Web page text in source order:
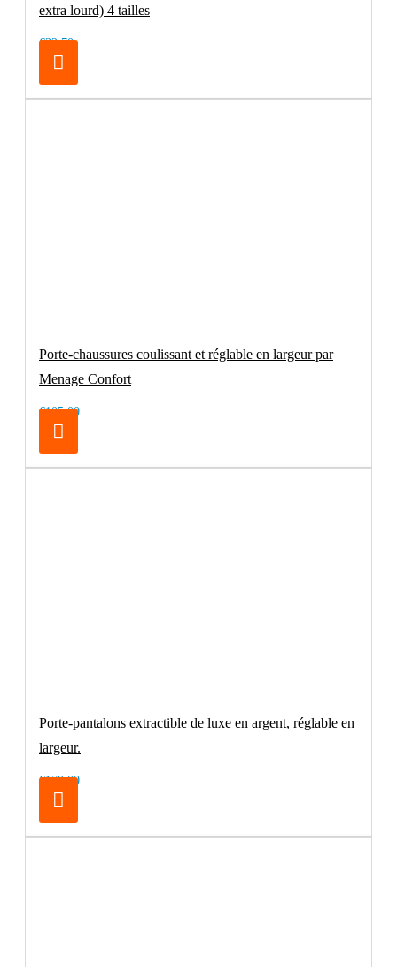
extra lourd) 4 tailles
€32.70
Porte-chaussures coulissant et réglable en largeur par
Menage Confort
€105.00
Porte-pantalons extractible de luxe en argent, réglable en
largeur.
€179.00